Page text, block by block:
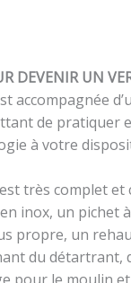
DEVENIR UN
accompagnée
de pratiquer
à votre
très complet
inox, un pichet
propre, un
du détartrant,